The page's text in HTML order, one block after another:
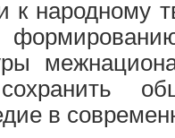
народному
в